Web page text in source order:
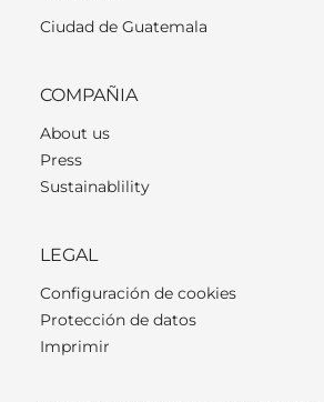
Ciudad de Guatemala
COMPAÑIA
About us
Press
Sustainablility
LEGAL
Configuración de cookies
Protección de datos
Imprimir